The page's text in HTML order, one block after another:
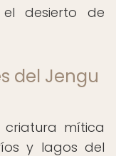
desierto de
del Jengu
criatura mítica
y lagos del